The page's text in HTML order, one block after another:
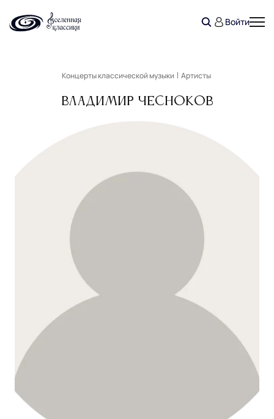
Войти
Концерты классической музыки Артисты
Владимир Чесноков